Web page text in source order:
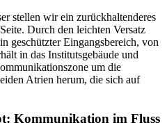
stellen wir ein zurückhaltenderes
Durch den leichten Versatz
geschützter Eingangsbereich, von
in das Institutsgebäude und
um die
Atrien herum, die sich auf
Kommunikation im Fluss